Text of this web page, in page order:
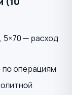
5×70 — расход
по операциям